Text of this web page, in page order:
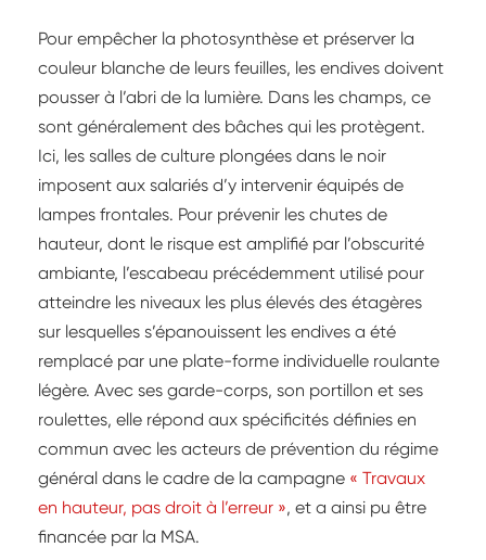
Pour empêcher la photosynthèse et préserver la
couleur blanche de leurs feuilles, les endives doivent
pousser à l’abri de la lumière. Dans les champs, ce
sont généralement des bâches qui les protègent.
Ici, les salles de culture plongées dans le noir
imposent aux salariés d’y intervenir équipés de
lampes frontales. Pour prévenir les chutes de
hauteur, dont le risque est amplifié par l’obscurité
ambiante, l’escabeau précédemment utilisé pour
atteindre les niveaux les plus élevés des étagères
sur lesquelles s’épanouissent les endives a été
remplacé par une plate-forme individuelle roulante
légère. Avec ses garde-corps, son portillon et ses
roulettes, elle répond aux spécificités définies en
commun avec les acteurs de prévention du régime
général dans le cadre de la campagne « Travaux
en hauteur, pas droit à l’erreur », et a ainsi pu être
financée par la MSA.